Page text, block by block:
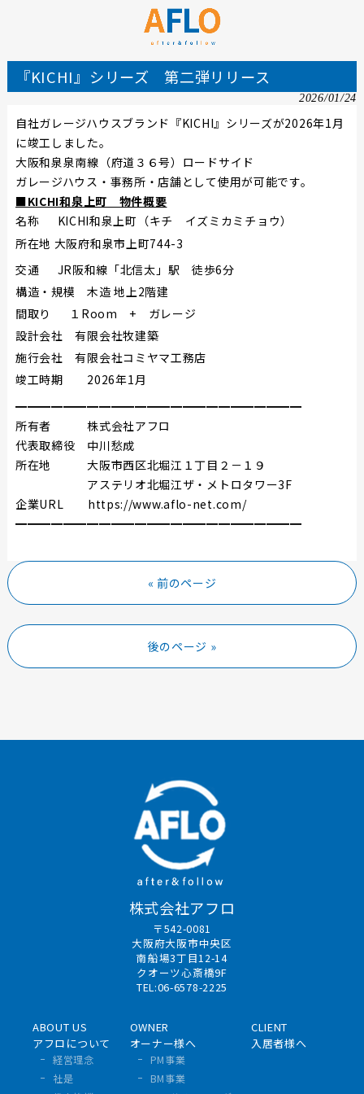
『KICHI』シリーズ 第二弾リリース
2026/01/24
自社ガレージハウスブランド『KICHI』シリーズが2026年1月
に竣工しました。
大阪和泉泉南線（府道３６号）ロードサイド
ガレージハウス・事務所・店舗として使用が可能です。
■KICHI和泉上町 物件概要
名称 KICHI和泉上町（キチ イズミカミチョウ）
所在地 大阪府和泉市上町744-3
交通 JR阪和線「北信太」駅 徒歩6分
構造・規模 木造 地上2階建
間取り １Room + ガレージ
設計会社 有限会社牧建築
施行会社 有限会社コミヤマ工務店
竣工時期 2026年1月
━━━━━━━━━━━━━━━━━━━━━━━━
所有者 株式会社アフロ
代表取締役 中川愁成
所在地 大阪市西区北堀江１丁目２－１９
アステリオ北堀江ザ・メトロタワー3F
企業URL https://www.aflo-net.com/
━━━━━━━━━━━━━━━━━━━━━━━━
« 前のページ
後のページ »
株式会社アフロ
〒542-0081
大阪府大阪市中央区
南船場3丁目12-14
クオーツ心斎橋9F
TEL:06-6578-2225
ABOUT US
アフロについて
経営理念
社是
OWNER
オーナー様へ
PM事業
BM事業
CLIENT
入居者様へ